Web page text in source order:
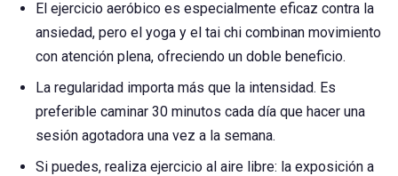
El ejercicio aeróbico es especialmente eficaz contra la
ansiedad, pero el yoga y el tai chi combinan movimiento
con atención plena, ofreciendo un doble beneficio.
La regularidad importa más que la intensidad. Es
preferible caminar 30 minutos cada día que hacer una
sesión agotadora una vez a la semana.
Si puedes, realiza ejercicio al aire libre: la exposición a